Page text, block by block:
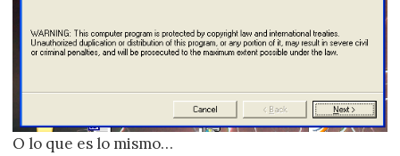
O lo que es lo mismo…